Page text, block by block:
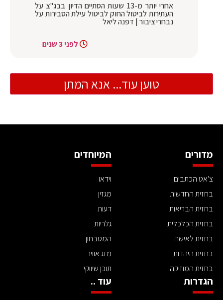
אחרי יותר מ-13 שעות הסתיים הדיון בבג"צ על
העתירות לביטול החוק לביטול עילת הסבירות על
נבחרי ציבור | דפנה ליאל
לפני 3 שנים
טוען עוד... אנא המתן
מדורים
צ'אט הכתבים
בחזית החדשות
בחזית הבריאות
בחזית הכלכלית
בחזית לאישה
בחזית היהדות
בחזית המוזיקה
המיוחדים
וידאו
מגזין
דעות
גלריות
המטבחון
מזג אוויר
תוכן שיווקי
הגדרות עוד ..